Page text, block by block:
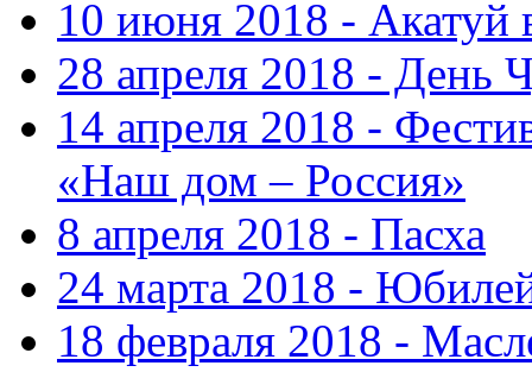
10 июня 2018 - Акатуй
28 апреля 2018 - День
14 апреля 2018 -
«Наш дом – Россия»
8 апреля 2018 - Пасха
24 марта 2018 -
18 февраля 2018 -